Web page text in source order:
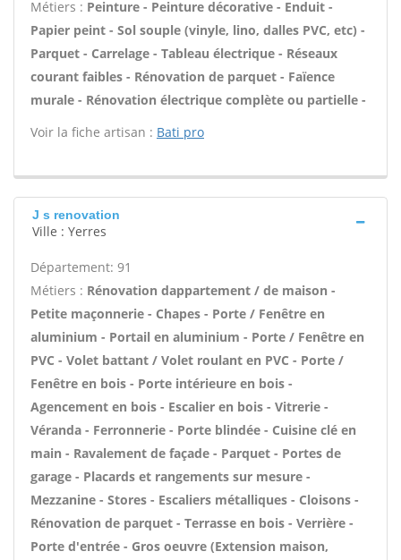
Métiers : Peinture - Peinture décorative - Enduit -
Papier peint - Sol souple (vinyle, lino, dalles PVC, etc) -
Parquet - Carrelage - Tableau électrique - Réseaux
courant faibles - Rénovation de parquet - Faïence
murale - Rénovation électrique complète ou partielle -
Voir la fiche artisan : Bati pro
J s renovation
Ville : Yerres
Département: 91
Métiers : Rénovation dappartement / de maison -
Petite maçonnerie - Chapes - Porte / Fenêtre en
aluminium - Portail en aluminium - Porte / Fenêtre en
PVC - Volet battant / Volet roulant en PVC - Porte /
Fenêtre en bois - Porte intérieure en bois -
Agencement en bois - Escalier en bois - Vitrerie -
Véranda - Ferronnerie - Porte blindée - Cuisine clé en
main - Ravalement de façade - Parquet - Portes de
garage - Placards et rangements sur mesure -
Mezzanine - Stores - Escaliers métalliques - Cloisons -
Rénovation de parquet - Terrasse en bois - Verrière -
Porte d'entrée - Gros oeuvre (Extension maison,